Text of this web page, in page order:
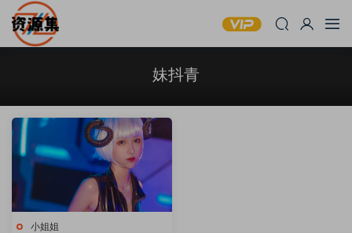
妹抖青
小姐姐